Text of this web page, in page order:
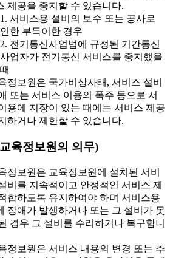
제공을 중지할 수 있습니다.
1. 서비스용 설비의 보수 또는 공사로
인한 부득이한 경우
2. 전기통신사업법에 규정된 기간통신
사업자가 전기통신 서비스를 중지했을
때
정보원은 국가비상사태, 서비스 설비
또는 서비스 이용의 폭주 등으로 서
용에 지장이 있는 때에는 서비스 제공
하거나 제한할 수 있습니다.
육정보원의 의무)
정보원은 교육정보원에 설치된 서비
비를 지속적이고 안정적인 서비스 제
합하도록 유지하여야 하며 서비스용
장애가 발생하거나 또는 그 설비가 못
경우 그 설비를 수리하거나 복구합니
정보원은 서비스 내용의 변경 또는 추